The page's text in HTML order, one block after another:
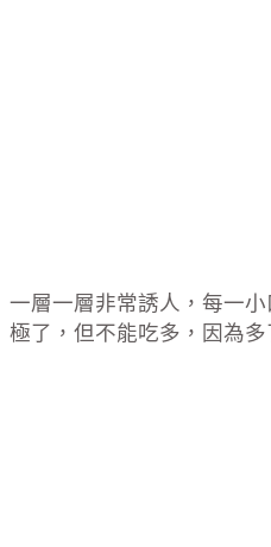
一層一層非常誘人，每一
極了，但不能吃多，因為